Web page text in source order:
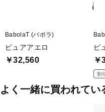
■メーカー型番：101576
BabolaT (バボラ)
ピュアアエロ
￥32,560
ピ
￥
割
よく一緒に買われてい